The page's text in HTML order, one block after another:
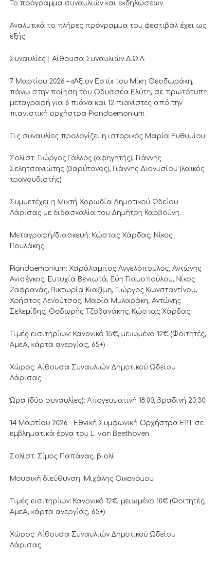
Το πρόγραμμα συναυλιών και εκδηλώσεων
Αναλυτικά το πλήρες πρόγραμμα του φεστιβάλ έχει ως
εξής:
Συναυλίες | Αίθουσα Συναυλιών Δ.Ω.Λ.
7 Μαρτίου 2026 – «Άξιον Εστί» του Μίκη Θεοδωράκη,
πάνω στην ποίηση του Οδυσσέα Ελύτη, σε πρωτότυπη
μεταγραφή για 6 πιάνα και 12 πιανίστες από την
πιανιστική ορχήστρα Piandaemonium.
Τις συναυλίες προλογίζει η ιστορικός Μαρία Ευθυμίου
Σολίστ: Γιώργος Γάλλος (αφηγητής), Γιάννης
Σελητσανιώτης (βαρύτονος), Γιάννης Διονυσίου (λαϊκός
τραγουδιστής)
Συμμετέχει η Μικτή Χορωδία Δημοτικού Ωδείου
Λάρισας με διδασκαλία του Δημήτρη Καρβούνη.
Μεταγραφή/διασκευή: Κώστας Χάρδας, Νίκος
Πουλάκης
Piandaemonium: Χαράλαμπος Αγγελόπουλος, Αντώνης
Ανισέγκος, Ευτυχία Βενιωτά, Εύη Γιαμοπούλου, Νίκος
Ζαφρανάς, Βικτωρία Κιαζίμη, Γιώργος Κωνσταντίνου,
Χρήστος Λενούτσος, Μαρία Μυλαράκη, Αντώνης
Σελεμίδης, Θοδωρής Τζοβανάκης, Κώστας Χάρδας
Τιμές εισιτηρίων: Κανονικό 15€, μειωμένο 12€ (Φοιτητές,
ΑμεΑ, κάρτα ανεργίας, 65+)
Χώρος: Αίθουσα Συναυλιών Δημοτικού Ωδείου
Λάρισας
Ώρα (δύο συναυλίες): Απογευματινή 18:00, βραδινή 20:30
14 Μαρτίου 2026 – Εθνική Συμφωνική Ορχήστρα ΕΡΤ σε
εμβληματικά έργα του L. van Beethoven.
Σολίστ: Σίμος Παπάνας, βιολί
Μουσική διεύθυνση: Μιχάλης Οικονόμου
Τιμές εισιτηρίων: Κανονικό 12€, μειωμένο 10€ (Φοιτητές,
ΑμεΑ, κάρτα ανεργίας, 65+)
Χώρος: Αίθουσα Συναυλιών Δημοτικού Ωδείου
Λάρισας